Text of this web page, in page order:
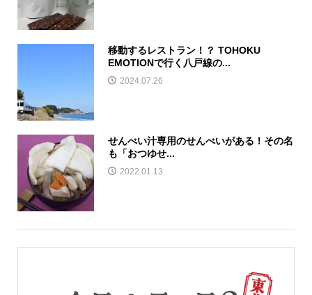
移動するレストラン！？ TOHOKU
EMOTIONで行く八戸線の...
2024.07.26
せんべい汁専用のせんべいがある！その名
も「おつゆせ...
2022.01.13